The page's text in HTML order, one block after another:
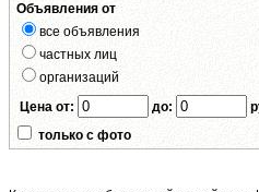
Объявления от
все объявления
частных лиц
организаций
Цена от:
до:
только с фото